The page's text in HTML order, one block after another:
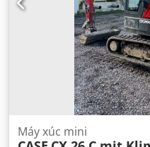
Máy xúc mini